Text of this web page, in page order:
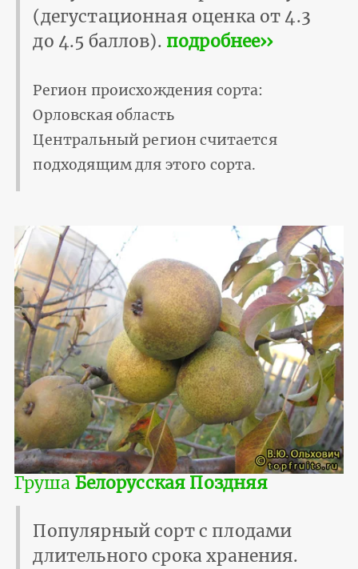
(дегустационная оценка от 4.3
до 4.5 баллов). подробнее››
Регион происхождения сорта:
Орловская область
Центральный регион считается
подходящим для этого сорта.
Груша Белорусская Поздняя
Популярный сорт с плодами
длительного срока хранения.